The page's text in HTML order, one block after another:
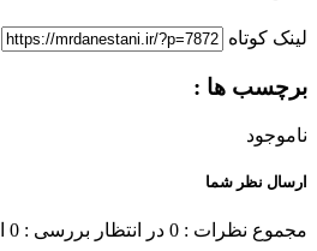
لینک کوتاه
برچسب ها :
ناموجود
ارسال نظر شما
مجموع نظرات : 0 در انتظار بررسی : 0